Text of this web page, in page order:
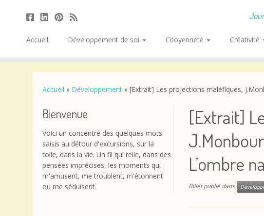
Accueil Développement de soi Citoyenneté Créativité
Accueil » Développement » [Extrait] Les projections maléfiques,
Bienvenue
Voici un concentré des quelques mots
saisis au détour d'excursions, sur la
toile, dans la vie. Un fil qui relie, dans des
pensées imprécises, les moments qui
m'amusent, me troublent, m'étonnent
ou me séduisent.
[Extrait]
L’ombre
Billet publié dans